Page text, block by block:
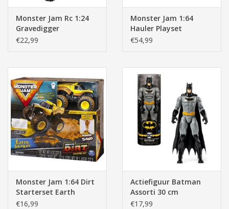
Monster Jam Rc 1:24
Gravedigger
€22,99
Monster Jam 1:64
Hauler Playset
€54,99
Monster Jam 1:64 Dirt
Starterset Earth
Shaker (geel)
€16,99
Actiefiguur Batman
Assorti 30 cm
€17,99